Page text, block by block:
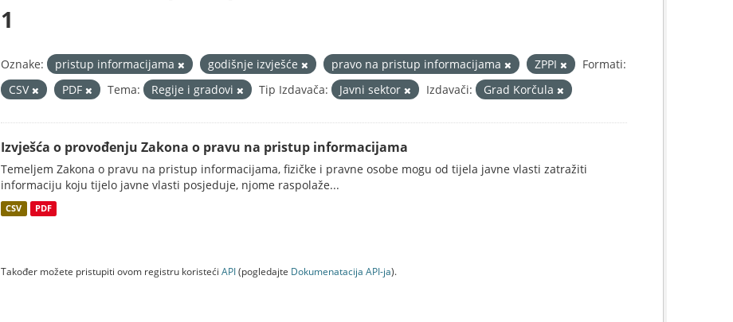
1
Oznake: pristup informacijama godišnje izvješće pravo na pristup informacijama ZPPI
Formati:
CSV
PDF Tema: Regije i gradovi Tip Izdavača: Javni sektor Izdavači: Grad Korčula
Izvješća o provođenju Zakona o pravu na pristup informacijama
Temeljem Zakona o pravu na pristup informacijama, fizičke i pravne osobe mogu od tijela javne vlasti zatražiti
informaciju koju tijelo javne vlasti posjeduje, njome raspolaže...
CSV PDF
Također možete pristupiti ovom registru koristeći API(pogledajte Dokumenаtаcijа API-jа).